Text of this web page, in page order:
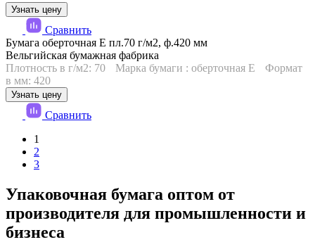
Узнать цену
Сравнить
Бумага оберточная Е пл.70 г/м2, ф.420 мм
Вельгийская бумажная фабрика
Плотность в г/м2: 70
Марка бумаги : оберточная Е
Формат
в мм: 420
Узнать цену
Сравнить
1
2
3
Упаковочная бумага оптом от
производителя для промышленности и
бизнеса